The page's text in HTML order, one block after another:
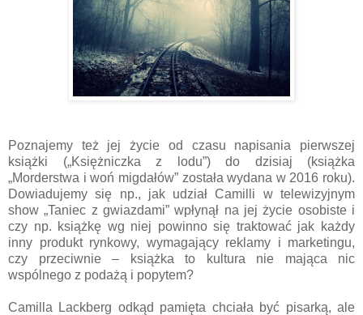
Poznajemy też jej życie od czasu napisania pierwszej
książki („Księżniczka z lodu”) do dzisiaj (książka
„Morderstwa i woń migdałów” została wydana w 2016 roku).
Dowiadujemy się np., jak udział Camilli w telewizyjnym
show „Taniec z gwiazdami” wpłynął na jej życie osobiste i
czy np. książkę wg niej powinno się traktować jak każdy
inny produkt rynkowy, wymagający reklamy i marketingu,
czy przeciwnie – książka to kultura nie mająca nic
wspólnego z podażą i popytem?
Camilla Lackberg odkąd pamięta chciała być pisarką, ale